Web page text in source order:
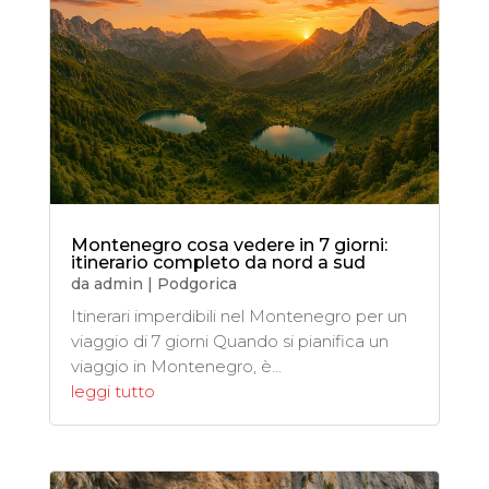
Montenegro cosa vedere in 7 giorni:
itinerario completo da nord a sud
da admin | Podgorica
Itinerari imperdibili nel Montenegro per un
viaggio di 7 giorni Quando si pianifica un
viaggio in Montenegro, è...
leggi tutto